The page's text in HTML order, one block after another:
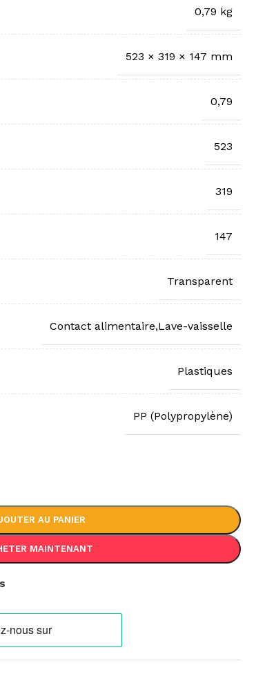
0,79 kg
523 × 319 × 147 mm
0,79
523
319
147
Transparent
Contact alimentaire,Lave-vaisselle
Plastiques
PP (Polypropylène)
AU PANIER
MAINTENANT